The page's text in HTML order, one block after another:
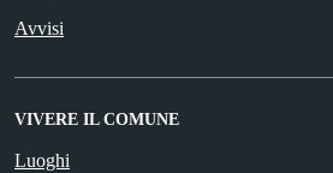
Avvisi
VIVERE IL COMUNE
Luoghi